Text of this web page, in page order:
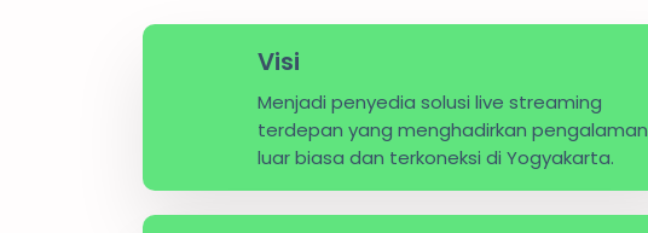
Visi
Menjadi penyedia solusi live streaming
terdepan yang menghadirkan pengalaman
luar biasa dan terkoneksi di Yogyakarta.